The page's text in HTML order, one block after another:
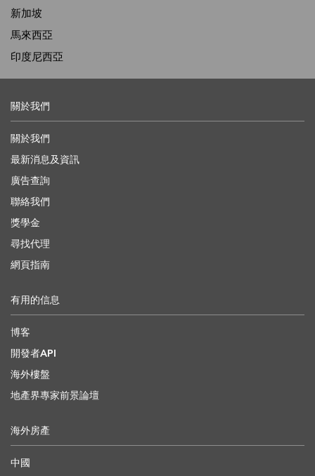
新加坡
馬來西亞
印度尼西亞
關於我們
關於我們
最新消息及資訊
廣告查詢
聯絡我們
獎學金
尋找代理
網頁指南
有用的信息
博客
開發者API
海外樓盤
地產界專家前景論壇
海外房產
中國